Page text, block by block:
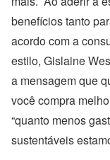
benefícios tanto
acordo com a
estilo, Gislaine
a mensagem que
você compra
“quanto menos
sustentáveis